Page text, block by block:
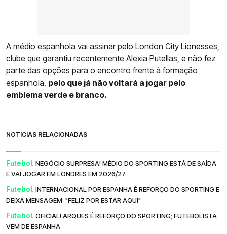
A médio espanhola vai assinar pelo London City Lionesses,
clube que garantiu recentemente Alexia Putellas, e não fez
parte das opções para o encontro frente à formação
espanhola, pelo que já não voltará a jogar pelo
emblema verde e branco.
NOTÍCIAS RELACIONADAS
Futebol. NEGÓCIO SURPRESA! MÉDIO DO SPORTING ESTÁ DE SAÍDA
E VAI JOGAR EM LONDRES EM 2026/27
Futebol. INTERNACIONAL POR ESPANHA É REFORÇO DO SPORTING E
DEIXA MENSAGEM: "FELIZ POR ESTAR AQUI"
Futebol. OFICIAL! ARQUES É REFORÇO DO SPORTING; FUTEBOLISTA
VEM DE ESPANHA